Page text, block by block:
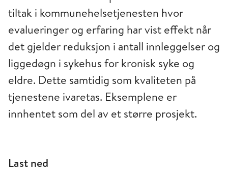
tiltak i kommunehelsetjenesten hvor
evalueringer og erfaring har vist effekt når
det gjelder reduksjon i antall innleggelser og
liggedøgn i sykehus for kronisk syke og
eldre. Dette samtidig som kvaliteten på
tjenestene ivaretas. Eksemplene er
innhentet som del av et større prosjekt.
Last ned